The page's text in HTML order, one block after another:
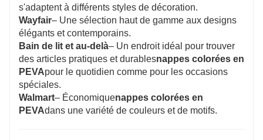
s'adaptent à différents styles de décoration.
Wayfair– Une sélection haut de gamme aux designs
élégants et contemporains.
Bain de lit et au-delà– Un endroit idéal pour trouver
des articles pratiques et durablesnappes colorées en
PEVApour le quotidien comme pour les occasions
spéciales.
Walmart– Économiquenappes colorées en
PEVAdans une variété de couleurs et de motifs.